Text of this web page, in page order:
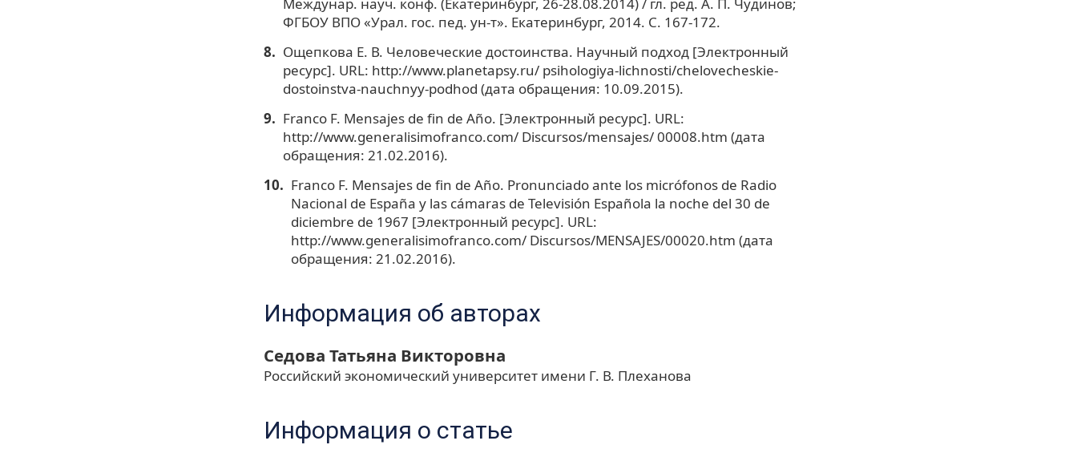
ФГБОУ ВПО «Урал. гос. пед. ун-т». Екатеринбург, 2014. С. 167-172.
Ощепкова Е. В. Человеческие достоинства. Научный подход [Электронный
ресурс]. URL: http://www.planetapsy.ru/ psihologiya-lichnosti/chelovecheskie-
dostoinstva-nauchnyy-podhod (дата обращения: 10.09.2015).
Franco F. Mensajes de fin de Año. [Электронный ресурс]. URL:
http://www.generalisimofranco.com/ Discursos/mensajes/ 00008.htm (дата
обращения: 21.02.2016).
Franco F. Mensajes de fin de Año. Pronunciado ante los micrófonos de Radio
Nacional de España y las cámaras de Televisión Española la noche del 30 de
diciembre de 1967 [Электронный ресурс]. URL:
http://www.generalisimofranco.com/ Discursos/MENSAJES/00020.htm (дата
обращения: 21.02.2016).
Информация об авторах
Седова Татьяна Викторовна
Российский экономический университет имени Г. В. Плеханова
Информация о статье